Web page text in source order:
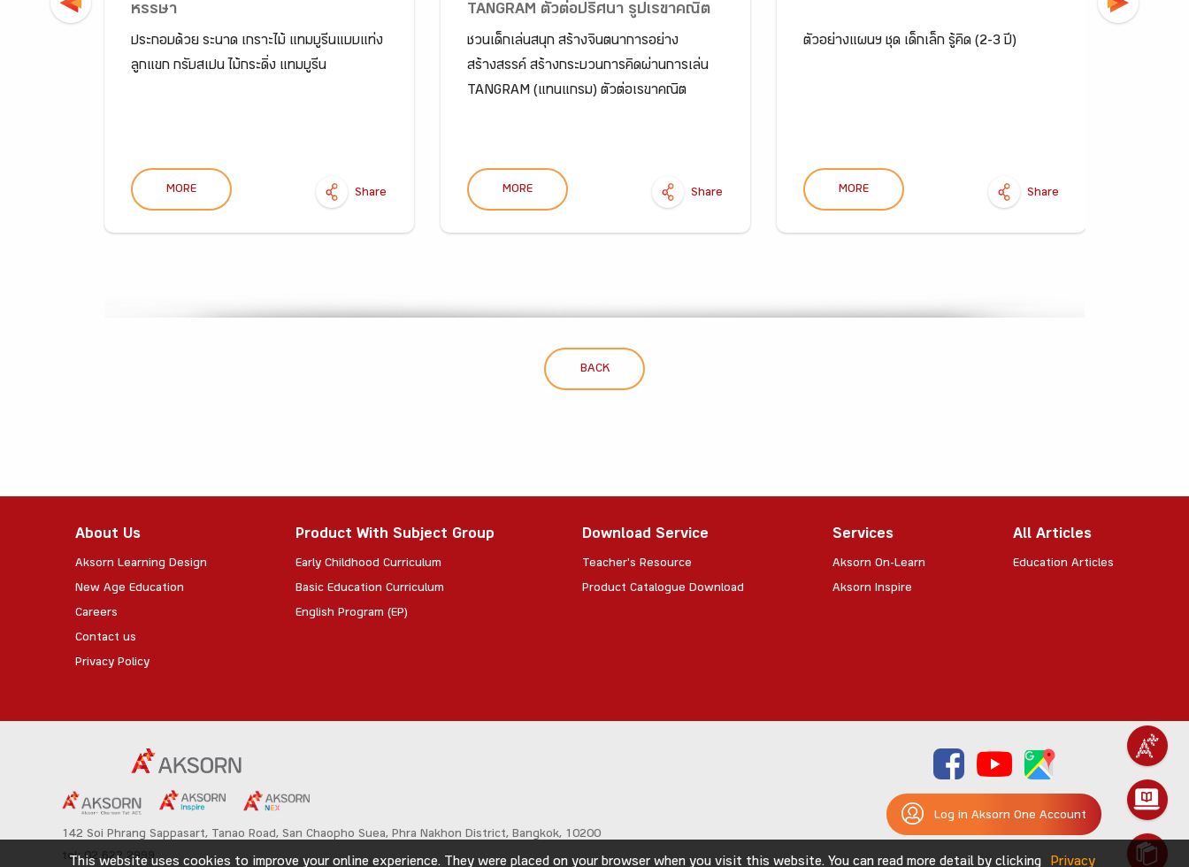
หรรษา
ประกอบด้วย ระนาด เกราะไม้ แทมบูรีนแบบแท่ง
ลูกแขก กรับสเปน ไม้กระดิ่ง แทมบูรีน
MORE Share
TANGRAM ตัวต่อปริศนา รูปเรขาคณิต
ชวนเด็กเล่นสนุก สร้างจินตนาการอย่าง
สร้างสรรค์ สร้างกระบวนการคิดผ่านการเล่น
TANGRAM (แทนแกรม) ตัวต่อเรขาคณิต
MORE Share
ตัวอย่างแผนฯ ชุด เด็กเล็ก รู้คิด (2-3 ปี)
MORE Share
BACK
About Us
Aksorn Learning Design
New Age Education
Careers
Contact us
Privacy Policy
Product With Subject Group
Early Childhood Curriculum
Basic Education Curriculum
English Program (EP)
Download Service
Teacher's Resource
Product Catalogue Download
Services
Aksorn On-Learn
Aksorn Inspire
All Articles
Education Articles
142 Soi Phrang Sappasart, Tanao Road, San Chaopho Suea, Phra Nakhon District, Bangkok, 10200
tel: 02 622 2999
Log in Aksorn One Account
This website uses cookies to improve your online experience. They were placed on your browser when you visit this website. You can read more detail by clicking Privacy